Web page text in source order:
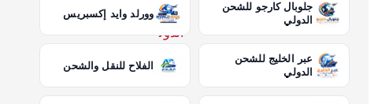
جلوبال كارجو للشحن
الدولي
وورلد وايد إكسبريس
عبر الخليج للشحن
الدولي
الفلاح للنقل والشحن